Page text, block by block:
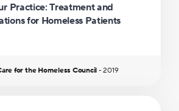
Practice: Treatment and
for Homeless Patients
for the Homeless Council -2019